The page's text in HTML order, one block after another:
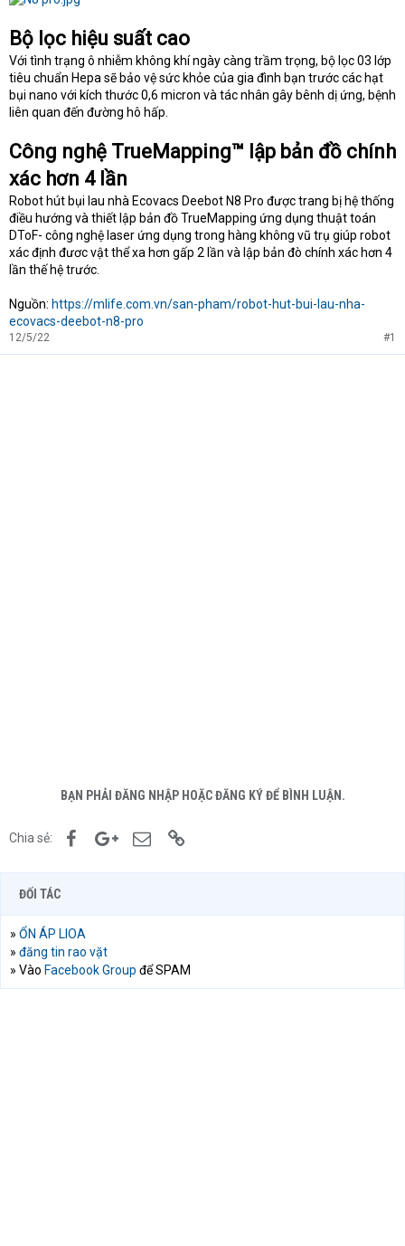
Bộ lọc hiệu suất cao
Với tình trạng ô nhiễm không khí ngày càng trầm trọng, bộ lọc 03 lớp
tiêu chuẩn Hepa sẽ bảo vệ sức khỏe của gia đình bạn trước các hạt
bụi nano với kích thước 0,6 micron và tác nhân gây bênh dị ứng, bệnh
liên quan đến đường hô hấp.
Công nghệ TrueMapping™ lập bản đồ chính
xác hơn 4 lần
Robot hút bụi lau nhà Ecovacs Deebot N8 Pro được trang bị hệ thống
điều hướng và thiết lập bản đồ TrueMapping ứng dụng thuật toán
DToF- công nghệ laser ứng dụng trong hàng không vũ trụ giúp robot
xác định đươc vật thể xa hơn gấp 2 lần và lập bản đò chính xác hơn 4
lần thế hệ trước.
Nguồn: https://mlife.com.vn/san-pham/robot-hut-bui-lau-nha-
ecovacs-deebot-n8-pro
12/5/22 #1
BẠN PHẢI ĐĂNG NHẬP HOẶC ĐĂNG KÝ ĐỂ BÌNH LUẬN.
Chia sẻ: FacebookGoogle+Email
ĐỐI TÁC
» ỔN ÁP LIOA
» đăng tin rao vặt
» Vào Facebook Group để SPAM